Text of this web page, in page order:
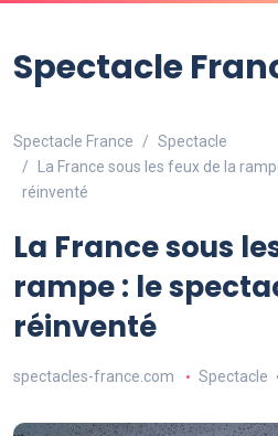
Spectacle
Spectacle France
Spectacle
La France sous les feux de la
réinventé
La France sous
rampe : le
réinventé
spectacles-france.com Spectacle